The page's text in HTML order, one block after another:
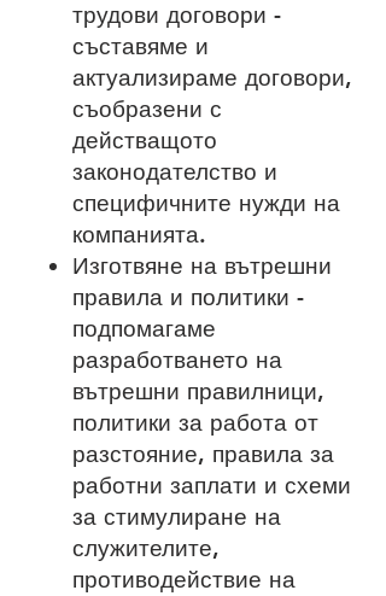
трудови договори -
съставяме и
актуализираме договори,
съобразени с
действащото
законодателство и
специфичните нужди на
компанията.
Изготвяне на вътрешни
правила и политики -
подпомагаме
разработването на
вътрешни правилници,
политики за работа от
разстояние, правила за
работни заплати и схеми
за стимулиране на
служителите,
противодействие на